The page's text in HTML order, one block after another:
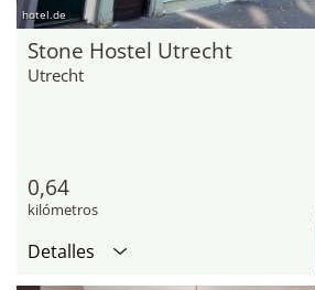
hotel.de
Stone Hostel Utrecht
Utrecht
0,64
kilómetros
Detalles